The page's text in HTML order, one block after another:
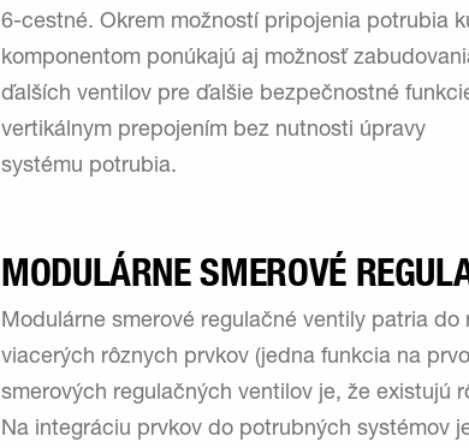
6-cestné. Okrem možností pripojenia potrubia
komponentom ponúkajú aj možnosť
ďalších ventilov pre ďalšie bezpečnostné
vertikálnym prepojením bez nutnosti úpravy
systému potrubia.
MODULÁRNE SMEROVÉ
Modulárne smerové regulačné ventily patria
viacerých rôznych prvkov (jedna funkcia na
smerových regulačných ventilov je, že existujú
Na integráciu prvkov do potrubných systémov